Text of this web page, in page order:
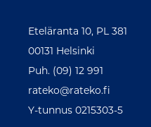
Eteläranta 10, PL 381
00131 Helsinki
Puh. (09) 12 991
rateko@rateko.fi
Y-tunnus 0215303-5